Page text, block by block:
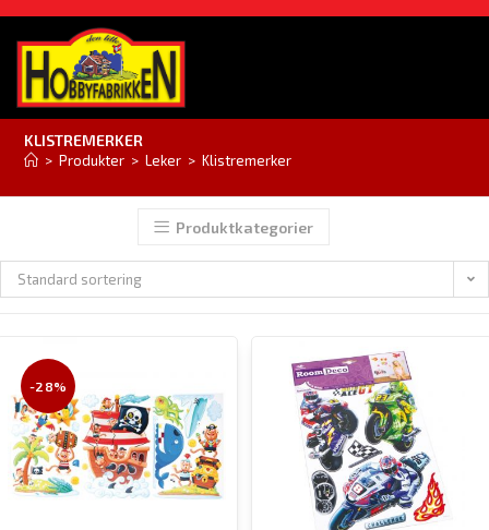
KLISTREMERKER
> Produkter > Leker > Klistremerker
Produktkategorier
Standard sortering
-28%